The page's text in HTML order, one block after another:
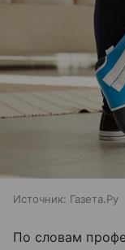
Источник: Газета.Ру
По словам